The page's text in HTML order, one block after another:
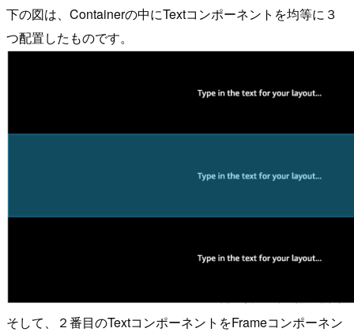
下の図は、Containerの中にTextコンポーネントを均等に３
つ配置したものです。
そして、２番目のTextコンポーネントをFrameコンポーネン